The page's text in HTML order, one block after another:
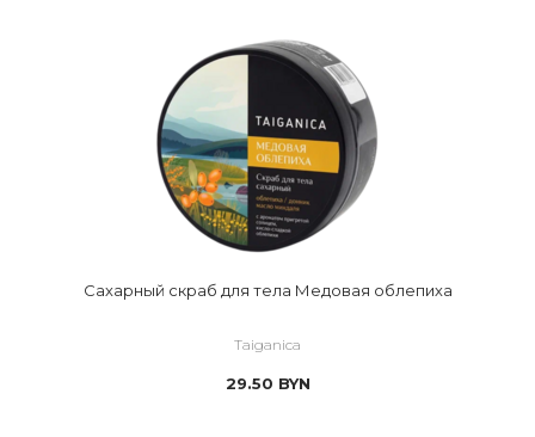
Сахарный скраб для тела Медовая облепиха
Taiganica
29.50 BYN